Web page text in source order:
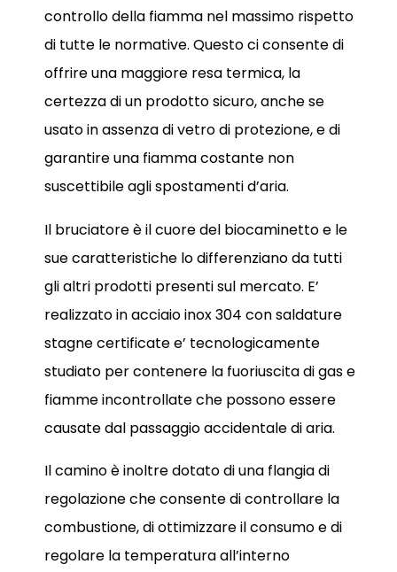
controllo della fiamma nel massimo rispetto
di tutte le normative. Questo ci consente di
offrire una maggiore resa termica, la
certezza di un prodotto sicuro, anche se
usato in assenza di vetro di protezione, e di
garantire una fiamma costante non
suscettibile agli spostamenti d’aria.
Il bruciatore è il cuore del biocaminetto e le
sue caratteristiche lo differenziano da tutti
gli altri prodotti presenti sul mercato. E’
realizzato in acciaio inox 304 con saldature
stagne certificate e’ tecnologicamente
studiato per contenere la fuoriuscita di gas e
fiamme incontrollate che possono essere
causate dal passaggio accidentale di aria.
Il camino è inoltre dotato di una flangia di
regolazione che consente di controllare la
combustione, di ottimizzare il consumo e di
regolare la temperatura all’interno